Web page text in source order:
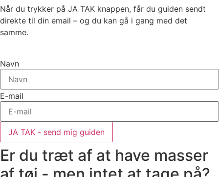
Når du trykker på JA TAK knappen, får du guiden sendt
direkte til din email – og du kan gå i gang med det
samme.
Navn
E-mail
JA TAK - send mig guiden
Er du træt af at have masser